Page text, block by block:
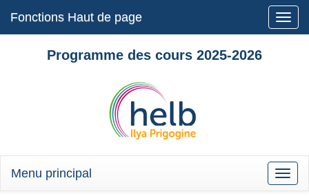
Toggle
Fonctions Haut de page
Programme des cours 2025-2026
Toggle
Menu principal